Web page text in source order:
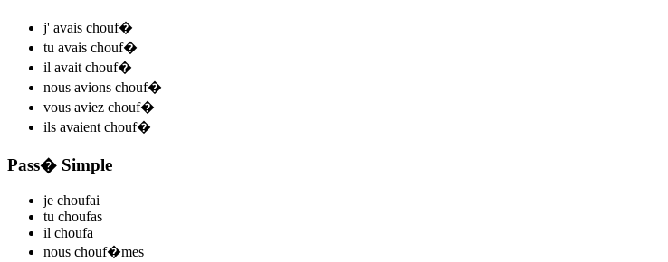
j' avais chouf�
tu avais chouf�
il avait chouf�
nous avions chouf�
vous aviez chouf�
ils avaient chouf�
Pass� Simple
je choufai
tu choufas
il choufa
nous chouf�mes